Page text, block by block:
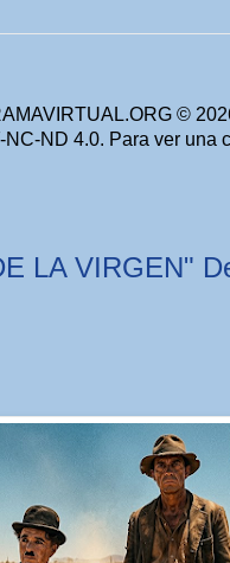
©
ND 4.0. Para ver una
LA VIRGEN"